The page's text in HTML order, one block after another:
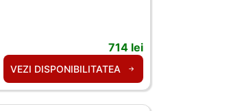
714 lei
VEZI DISPONIBILITATEA